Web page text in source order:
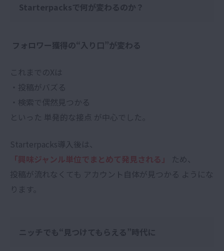
Starterpacksで何が変わるのか？
フォロワー獲得の“入り口”が変わる
これまでのXは
・投稿がバズる
・検索で偶然見つかる
といった 単発的な接点 が中心でした。
Starterpacks導入後は、
「興味ジャンル単位でまとめて発見される」
ため、
投稿が流れなくても アカウント自体が見つかる ようにな
ります。
ニッチでも“見つけてもらえる”時代に